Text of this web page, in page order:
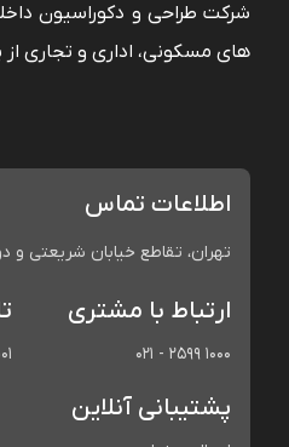
شرکت طراحی و دکوراسیون
های مسکونی، اداری و تجاری
اطلاعات تماس
تهران، تقاطع خیابان شریعتی و
ارتباط با مشتری
021 - 2599 1000
پشتیبانی آنلاین